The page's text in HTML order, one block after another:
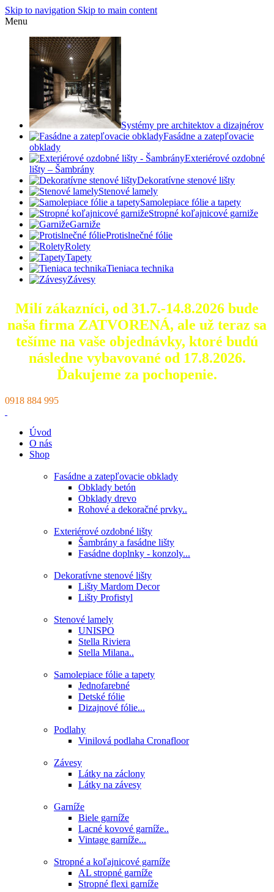
Skip to navigation Skip to main content
Menu
Systémy pre architektov a dizajnérov
Fasádne a zatepľovacie
obklady
Exteriérové ozdobné
lišty – Šambrány
Dekoratívne stenové lišty
Stenové lamely
Samolepiace fólie a tapety
Stropné koľajnicové garniže
Garniže
Protislnečné fólie
Rolety
Tapety
Tieniaca technika
Závesy
Milí zákazníci, od 31.7.-14.8.2026 bude
naša firma ZATVORENÁ, ale už teraz sa
tešíme na vaše objednávky, ktoré budú
následne vybavované od 17.8.2026.
Ďakujeme za pochopenie.
0918 884 995
Úvod
O nás
Shop
Fasádne a zatepľovacie obklady
Obklady betón
Obklady drevo
Rohové a dekoračné prvky..
Exteriérové ozdobné lišty
Šambrány a fasádne lišty
Fasádne doplnky - konzoly...
Dekoratívne stenové lišty
Lišty Mardom Decor
Lišty Profistyl
Stenové lamely
UNISPO
Stella Riviera
Stella Milana..
Samolepiace fólie a tapety
Jednofarebné
Detské fólie
Dizajnové fólie...
Podlahy
Vinilová podlaha Cronafloor
Závesy
Látky na záclony
Látky na závesy
Garníže
Biele garníže
Lacné kovové garníže..
Vintage garníže...
Stropné a koľajnicové garníže
AL stropné garníže
Stropné flexi garníže